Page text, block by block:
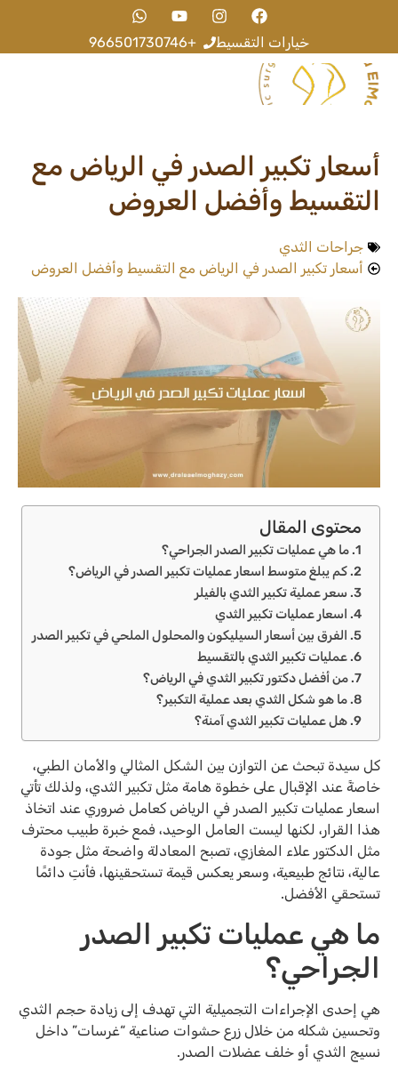
خيارات التقسيط +966501730746
أسعار تكبير الصدر في الرياض مع
التقسيط وأفضل العروض
جراحات الثدي
أسعار تكبير الصدر في الرياض مع التقسيط وأفضل العروض
محتوى المقال
ما هي عمليات تكبير الصدر الجراحي؟
كم يبلغ متوسط اسعار عمليات تكبير الصدر في الرياض؟
سعر عملية تكبير الثدي بالفيلر
اسعار عمليات تكبير الثدي
الفرق بين أسعار السيليكون والمحلول الملحي في تكبير الصدر
عمليات تكبير الثدي بالتقسيط
من أفضل دكتور تكبير الثدي في الرياض؟
ما هو شكل الثدي بعد عملية التكبير؟
هل عمليات تكبير الثدي آمنة؟
كل سيدة تبحث عن التوازن بين الشكل المثالي والأمان الطبي،
خاصةً عند الإقبال على خطوة هامة مثل تكبير الثدي، ولذلك تأتي
اسعار عمليات تكبير الصدر في الرياض كعامل ضروري عند اتخاذ
هذا القرار، لكنها ليست العامل الوحيد، فمع خبرة طبيب محترف
مثل الدكتور علاء المغازي، تصبح المعادلة واضحة مثل جودة
عالية، نتائج طبيعية، وسعر يعكس قيمة تستحقينها، فأنتِ دائمًا
تستحقي الأفضل.
ما هي عمليات تكبير الصدر
الجراحي؟
هي إحدى الإجراءات التجميلية التي تهدف إلى زيادة حجم الثدي
وتحسين شكله من خلال زرع حشوات صناعية “غرسات” داخل
نسيج الثدي أو خلف عضلات الصدر.